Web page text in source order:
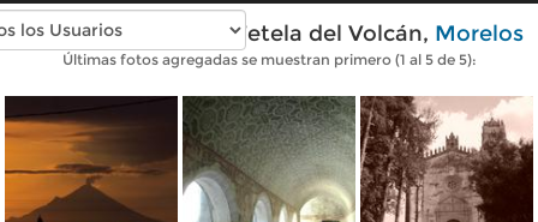
Fotos modernas de Tetela del Volcán, Morelos
Últimas fotos agregadas se muestran primero (1 al 5 de 5):